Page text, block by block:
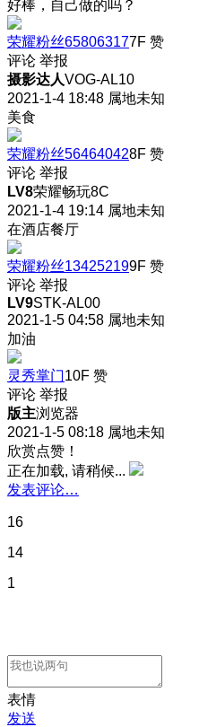
好棒，自己做的吗？
荣耀粉丝658063177F 赞
评论 举报
摄影达人VOG-AL10
2021-1-4 18:48 属地未知
美食
荣耀粉丝564640428F 赞
评论 举报
LV8荣耀畅玩8C
2021-1-4 19:14 属地未知
在酒店餐厅
荣耀粉丝134252199F 赞
评论 举报
LV9STK-AL00
2021-1-5 04:58 属地未知
加油
灵秀掌门10F 赞
评论 举报
版主浏览器
2021-1-5 08:18 属地未知
欣赏点赞！
正在加载, 请稍候...
发表评论…
16
14
1
表情
发送